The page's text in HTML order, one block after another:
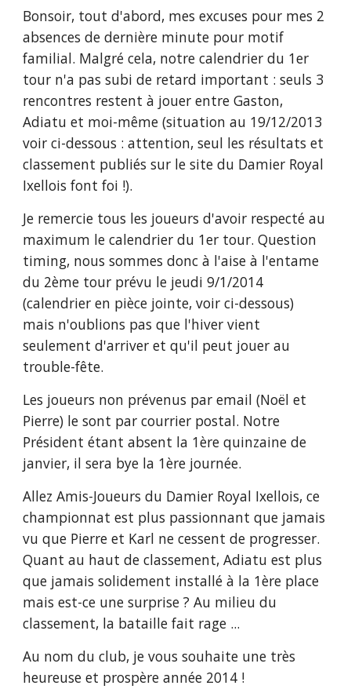
Bonsoir, tout d'abord, mes excuses pour mes 2
absences de dernière minute pour motif
familial. Malgré cela, notre calendrier du 1er
tour n'a pas subi de retard important : seuls 3
rencontres restent à jouer entre Gaston,
Adiatu et moi-même (situation au 19/12/2013
voir ci-dessous : attention, seul les résultats et
classement publiés sur le site du Damier Royal
Ixellois font foi !).
Je remercie tous les joueurs d'avoir respecté au
maximum le calendrier du 1er tour. Question
timing, nous sommes donc à l'aise à l'entame
du 2ème tour prévu le jeudi 9/1/2014
(calendrier en pièce jointe, voir ci-dessous)
mais n'oublions pas que l'hiver vient
seulement d'arriver et qu'il peut jouer au
trouble-fête.
Les joueurs non prévenus par email (Noël et
Pierre) le sont par courrier postal. Notre
Président étant absent la 1ère quinzaine de
janvier, il sera bye la 1ère journée.
Allez Amis-Joueurs du Damier Royal Ixellois, ce
championnat est plus passionnant que jamais
vu que Pierre et Karl ne cessent de progresser.
Quant au haut de classement, Adiatu est plus
que jamais solidement installé à la 1ère place
mais est-ce une surprise ? Au milieu du
classement, la bataille fait rage ...
Au nom du club, je vous souhaite une très
heureuse et prospère année 2014 !